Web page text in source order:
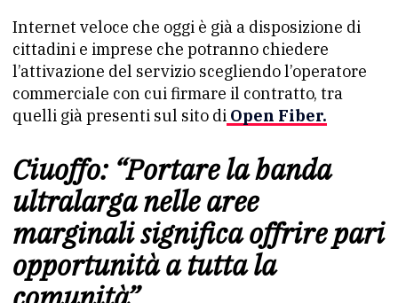
Internet veloce che oggi è già a disposizione di
cittadini e imprese che potranno chiedere
l’attivazione del servizio scegliendo l’operatore
commerciale con cui firmare il contratto, tra
quelli già presenti sul sito di Open Fiber.
Ciuoffo: “Portare la banda
ultralarga nelle aree
marginali significa offrire pari
opportunità a tutta la